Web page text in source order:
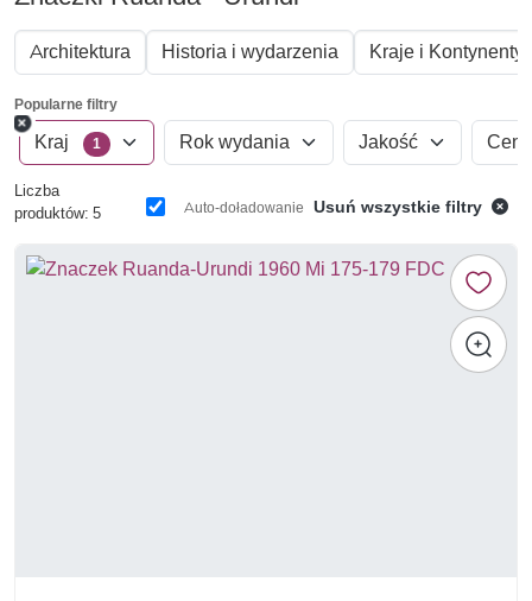
Architektura Historia i wydarzenia Kraje i Kontynenty
Popularne filtry
Kraj 1 Rok wydania Jakość Cena
Liczba
produktów: 5
Auto-doładowanie Usuń wszystkie filtry